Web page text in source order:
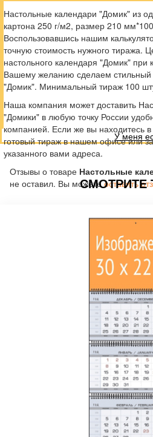
Настольные календари "Домик" из
картона 250 г/м2, размер 210
Воспользовавшись нашим
точную стоимость нужного тиража.
настольного календаря "Домик" при
Вашему желанию сделаем стильный
"Домик". Минимальный тираж 100
Наша компания может доставить
"Домики" в любую точку России
компанией. Если же вы находитесь
готовый тираж в нашем офисе или
указанного вами адреса.
Отзывы о товаре Настольные
не оставил. Вы можетеоставить
У меня
СМОТРИТЕ